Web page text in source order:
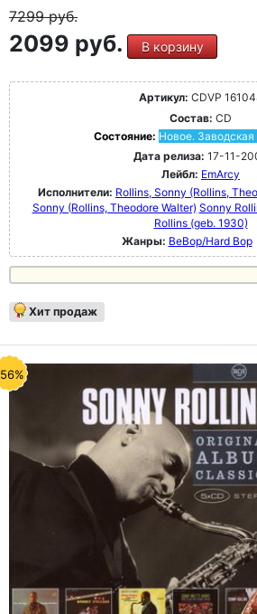
7299руб.
2099 руб. В корзину
Артикул: CDVP
Состав: CD
Состояние: Новое. Заводская
Дата релиза: 17-11-
Лейбл: EmArcy
Исполнители: Rollins, Sonny (Rollins,
Sonny (Rollins, Theodore Walter) Sonny
Rollins (geb. 1930)
Жанры: BeBop/Hard Bop
Хит продаж